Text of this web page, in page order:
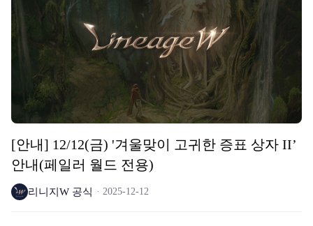
[안내] 12/12(금) '겨울맞이 고귀한 증표 상자 II’
안내(페일러 월드 전용)
리니지W 공식 2025-12-12